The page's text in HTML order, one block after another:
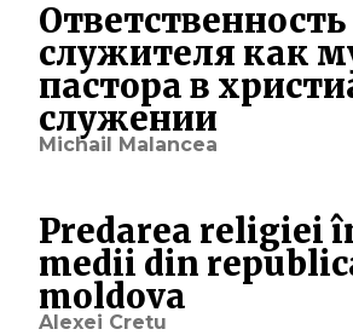
Ответственность
служителя как
пастора в
служении
Michail Malancea
Predarea religiei
medii din
moldova
Alexei Cretu